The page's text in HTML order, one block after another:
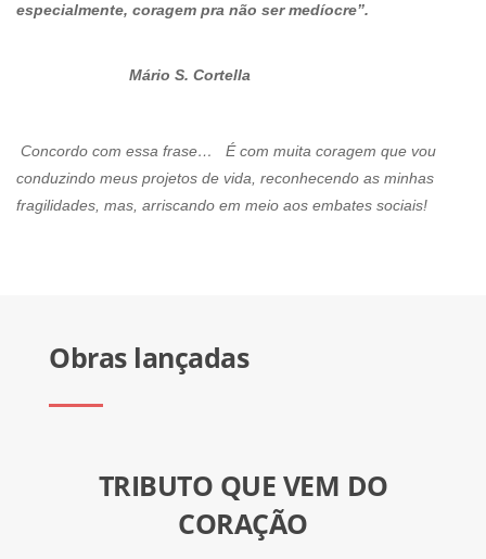
especialmente, coragem pra não ser medíocre”.
Mário S. Cortella
Concordo com essa frase… É com muita coragem que vou
conduzindo meus projetos de vida, reconhecendo as minhas
fragilidades, mas, arriscando em meio aos embates sociais!
Obras lançadas
TRIBUTO QUE VEM DO
CORAÇÃO